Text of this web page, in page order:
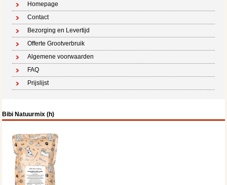
Homepage
Contact
Bezorging en Levertijd
Offerte Grootverbruik
Algemene voorwaarden
FAQ
Prijslijst
Bibi Natuurmix (h)